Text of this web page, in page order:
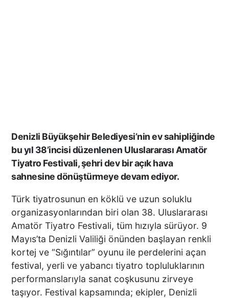
Denizli Büyükşehir Belediyesi’nin ev sahipliğinde
bu yıl 38’incisi düzenlenen Uluslararası Amatör
Tiyatro Festivali, şehri dev bir açık hava
sahnesine dönüştürmeye devam ediyor.
Türk tiyatrosunun en köklü ve uzun soluklu
organizasyonlarından biri olan 38. Uluslararası
Amatör Tiyatro Festivali, tüm hızıyla sürüyor. 9
Mayıs’ta Denizli Valiliği önünden başlayan renkli
kortej ve “Sığıntılar” oyunu ile perdelerini açan
festival, yerli ve yabancı tiyatro topluluklarının
performanslarıyla sanat coşkusunu zirveye
taşıyor. Festival kapsamında; ekipler, Denizli